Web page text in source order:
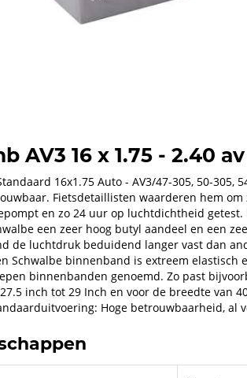
AV3 16 x 1.75 - 2.40
16x1.75 Auto - AV3/47-305, 50-305,
Fietsdetaillisten waarderen hem
en zo 24 uur op luchtdichtheid
een zeer hoog butyl aandeel en een
de luchtdruk beduidend langer vast dan
Schwalbe binnenband is extreem
binnenbanden genoemd. Zo past
inch tot 29 Inch en voor de breedte van
Hoge betrouwbaarheid, al